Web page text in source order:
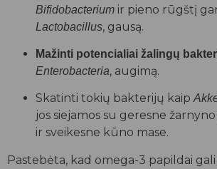
Bifidobacterium ir pieno rūgštį
Lactobacillus, gausą.
Mažinti potencialiai žalingų
Enterobacteria, augimą.
Skatinti tokių bakterijų kaip
jos siejamos su geresne
ir sveikesne kūno mase.
Pastebėta, kad omega-3 papildai gali